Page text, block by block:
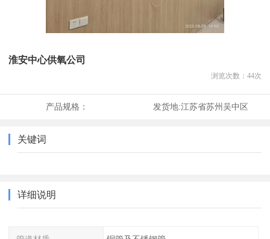
淮安中心供氧公司
浏览次数： 44次
产品规格： 发货地:江苏省苏州吴中区
关键词
详细说明